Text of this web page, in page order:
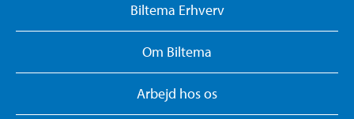
Biltema Erhverv
Om Biltema
Arbejd hos os